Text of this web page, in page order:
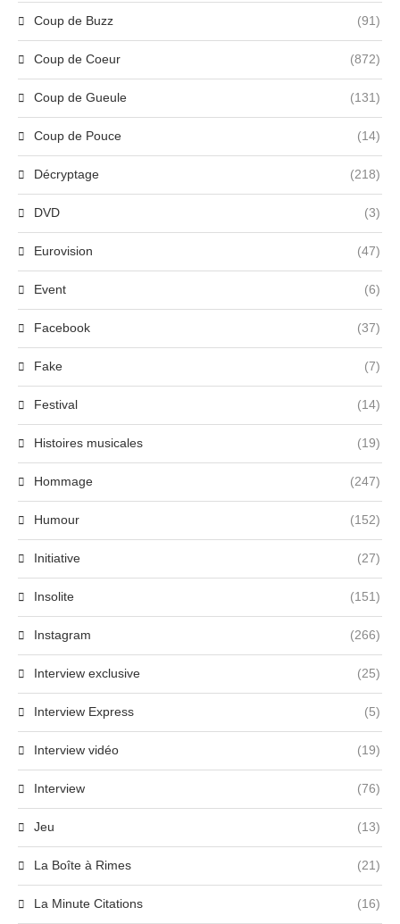
Coup de Buzz (91)
Coup de Coeur (872)
Coup de Gueule (131)
Coup de Pouce (14)
Décryptage (218)
DVD (3)
Eurovision (47)
Event (6)
Facebook (37)
Fake (7)
Festival (14)
Histoires musicales (19)
Hommage (247)
Humour (152)
Initiative (27)
Insolite (151)
Instagram (266)
Interview exclusive (25)
Interview Express (5)
Interview vidéo (19)
Interview (76)
Jeu (13)
La Boîte à Rimes (21)
La Minute Citations (16)